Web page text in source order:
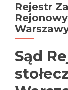
Rejestr
Sąd